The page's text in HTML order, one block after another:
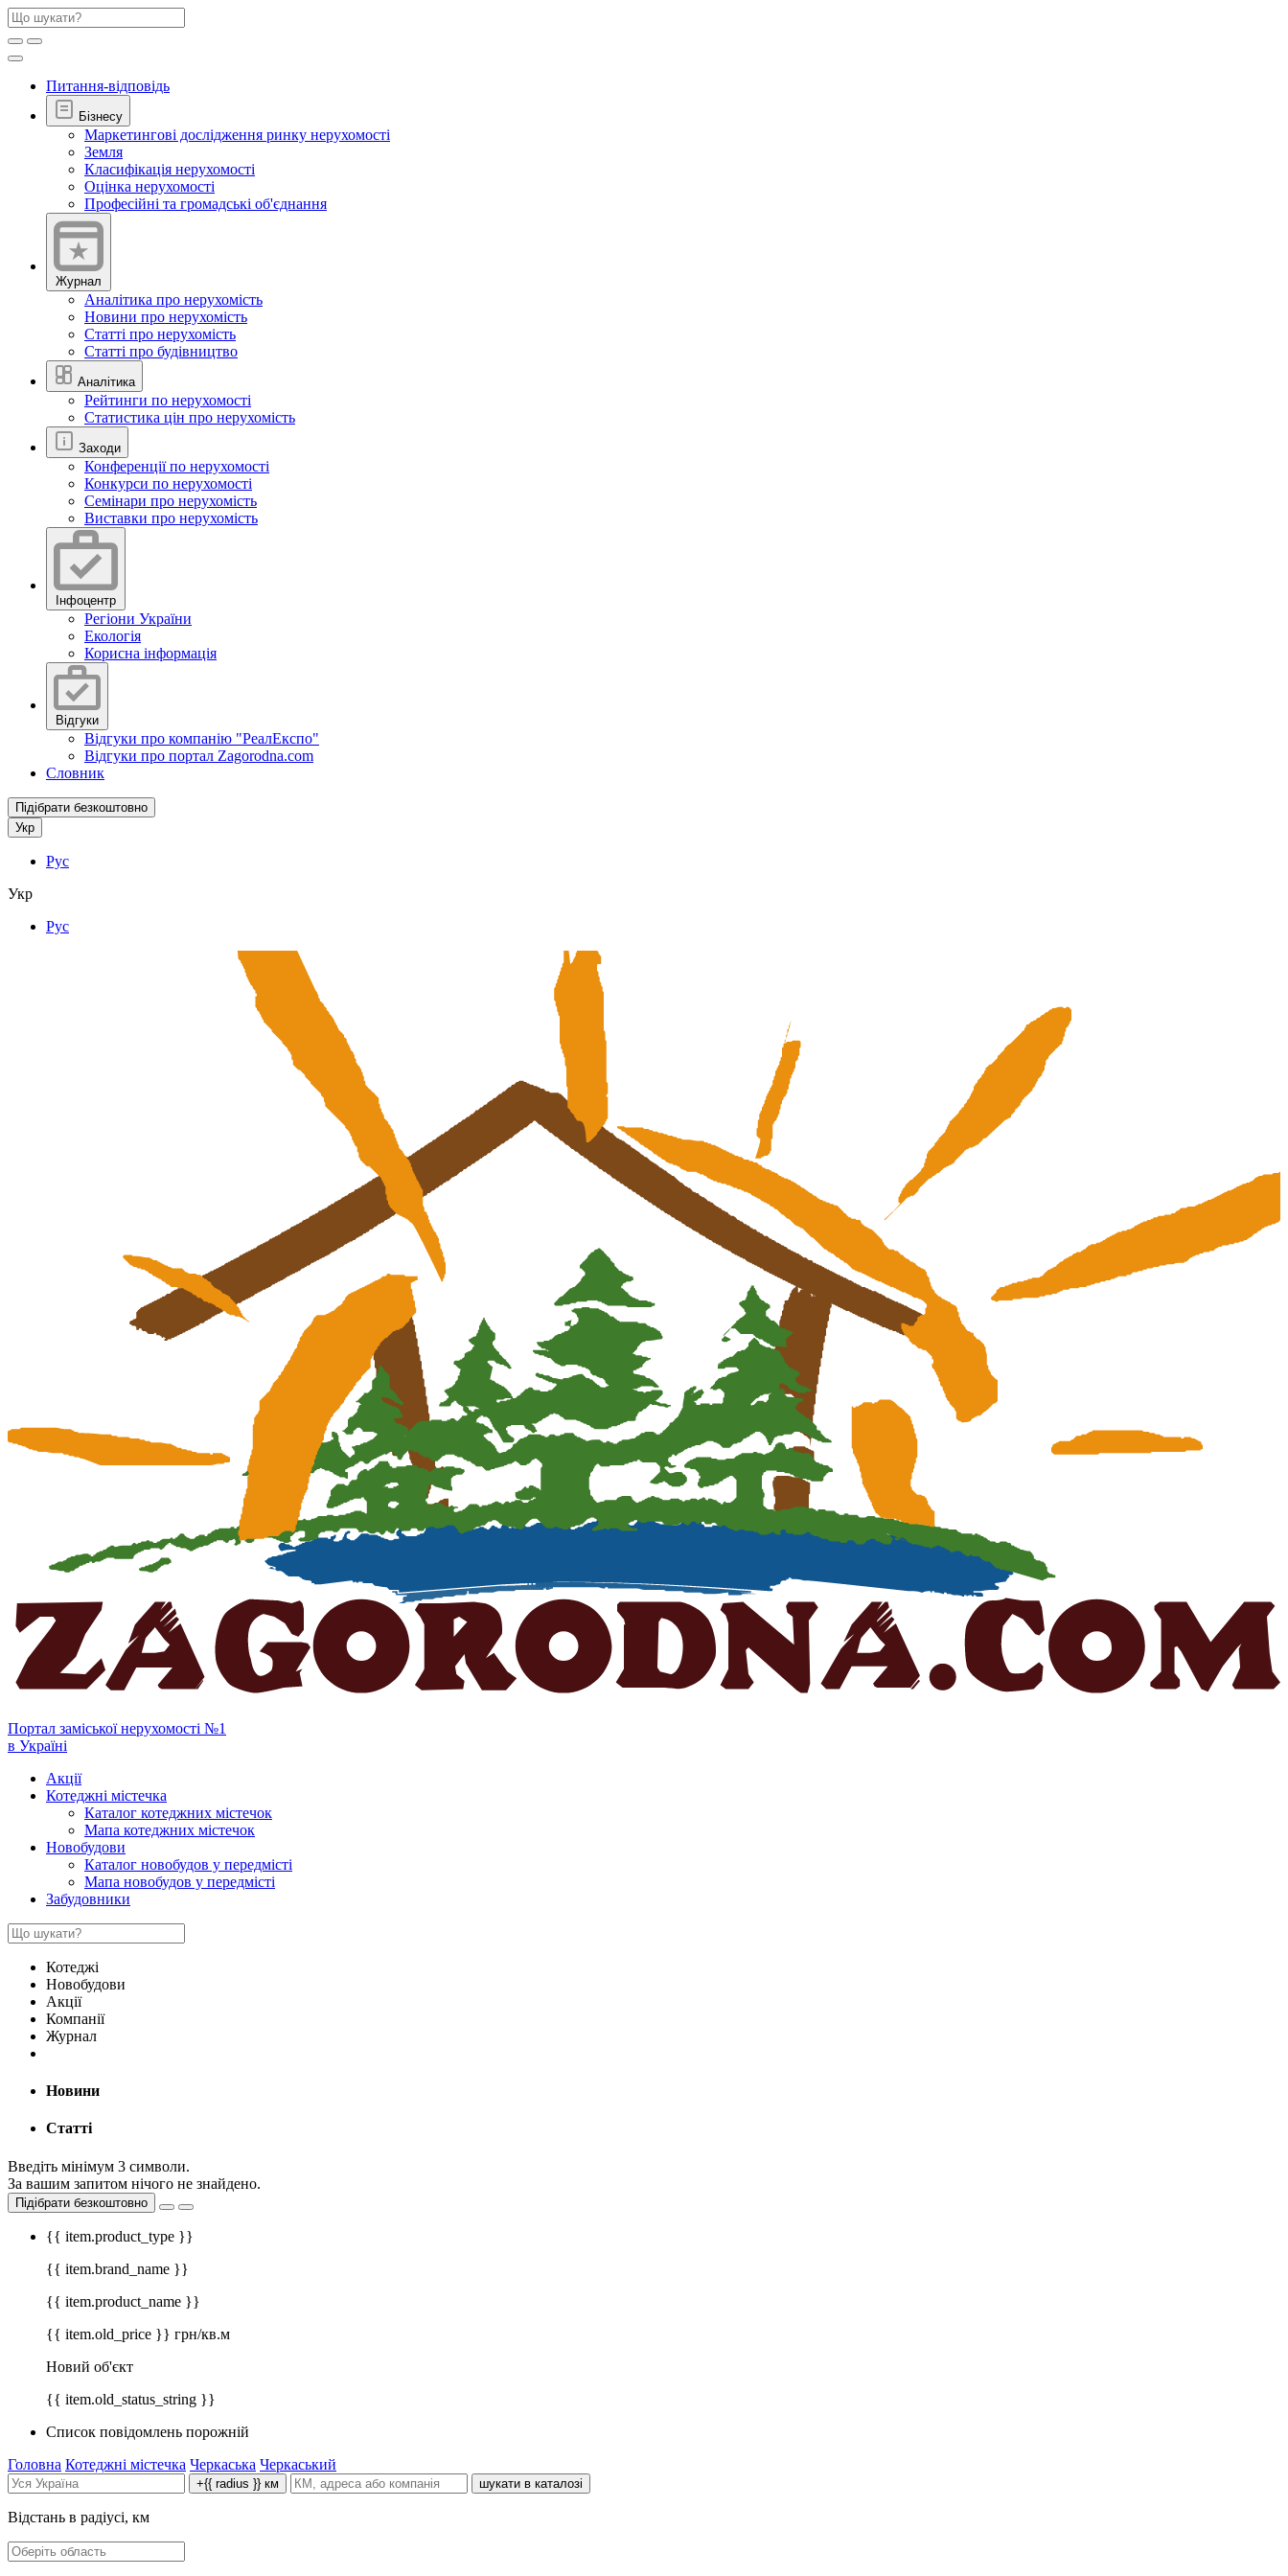
Питання-відповідь
Бізнесу
Маркетингові дослідження ринку нерухомості
Земля
Класифікація нерухомості
Оцінка нерухомості
Професійні та громадські об'єднання
Журнал
Аналітика про нерухомість
Новини про нерухомість
Статті про нерухомість
Статті про будівництво
Аналітика
Рейтинги по нерухомості
Статистика цін про нерухомість
Заходи
Конференції по нерухомості
Конкурси по нерухомості
Семінари про нерухомість
Виставки про нерухомість
Інфоцентр
Регіони України
Екологія
Корисна інформація
Відгуки
Відгуки про компанію "РеалЕкспо"
Відгуки про портал Zagorodna.com
Словник
Підібрати безкоштовно
Укр
Рус
Укр
Рус
Портал заміської нерухомості №1
в Україні
Акції
Котеджні містечка
Каталог котеджних містечок
Мапа котеджних містечок
Новобудови
Каталог новобудов у передмісті
Мапа новобудов у передмісті
Забудовники
Котеджі
Новобудови
Акції
Компанії
Журнал
Новини
Статті
Введіть мінімум 3 символи.
За вашим запитом нічого не знайдено.
Підібрати безкоштовно
{{ item.product_type }}
{{ item.brand_name }}
{{ item.product_name }}
{{ item.old_price }} грн/кв.м
Новий об'єкт
{{ item.old_status_string }}
Список повідомлень порожній
Головна Котеджні містечка Черкаська Черкаський
+{{ radius }} км шукати в каталозі
Відстань в радіусі, км